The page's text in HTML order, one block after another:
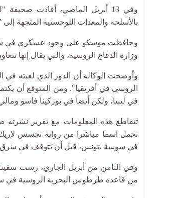
وفي 13 أبريل الماضي، أفادت
بالأسلحة والمعدات اللوجستية المتجهة
وحافظت موسكو على وجود عسكري في شرق
وزارة الدفاع الروسية، والتي يقال إنها
وأوضحت الوكالة أن الدور الذي لعبته
في ليبيا، ولكن أيضا في بوركينا فاسو
تتقاطع هذه المعلومات مع تقرير
تحمل اسما مباشرا من رواية تجسس
في سوسة بتونس، قبل أن تتوقف في شرق
وفي الثامن من أبريل الجاري، رست
من قاعدة طرطوس البحرية الروسية في